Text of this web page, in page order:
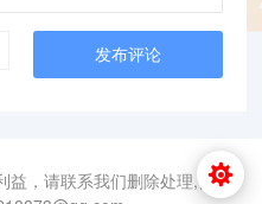
发布评论
益，请联系我们删除处理,侵